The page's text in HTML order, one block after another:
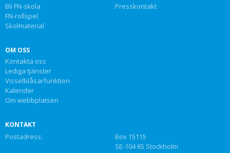
Bli FN-skola
FN-rollspel
Skolmaterial
Presskontakt
OM OSS
Kontakta oss
Lediga tjänster
Visselblåsarfunktion
Kalender
Om webbplatsen
KONTAKT
Postadress:
Box 15115
SE-104 65 Stockholm